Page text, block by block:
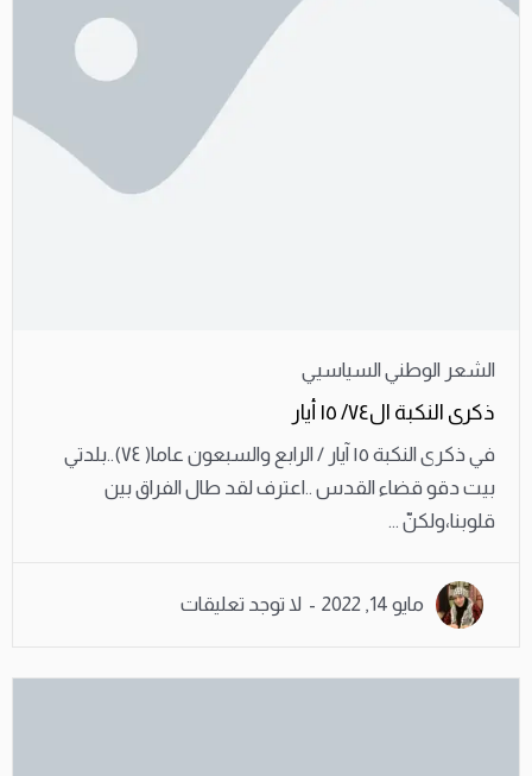
الشعر الوطني السياسيي
ذكرى النكبة ال٧٤/ ١٥ أيار
في ذكرى النكبة ١٥ آيار / الرابع والسبعون عاما( ٧٤)..بلدتي
بيت دقو قضاء القدس ..اعترف لقد طال الفراق بين
قلوبنا،ولكنّ ...
مايو 14, 2022 لا توجد تعليقات